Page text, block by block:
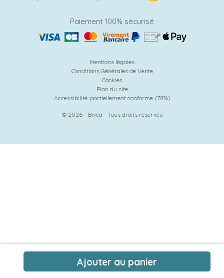
Ajouter au panier
Paiement 100% sécurisé
Mentions légales
Conditions Générales de Vente
Cookies
Plan du site
Accessibilité: partiellement conforme (78%)
© 2026 - Bivea - Tous droits réservés